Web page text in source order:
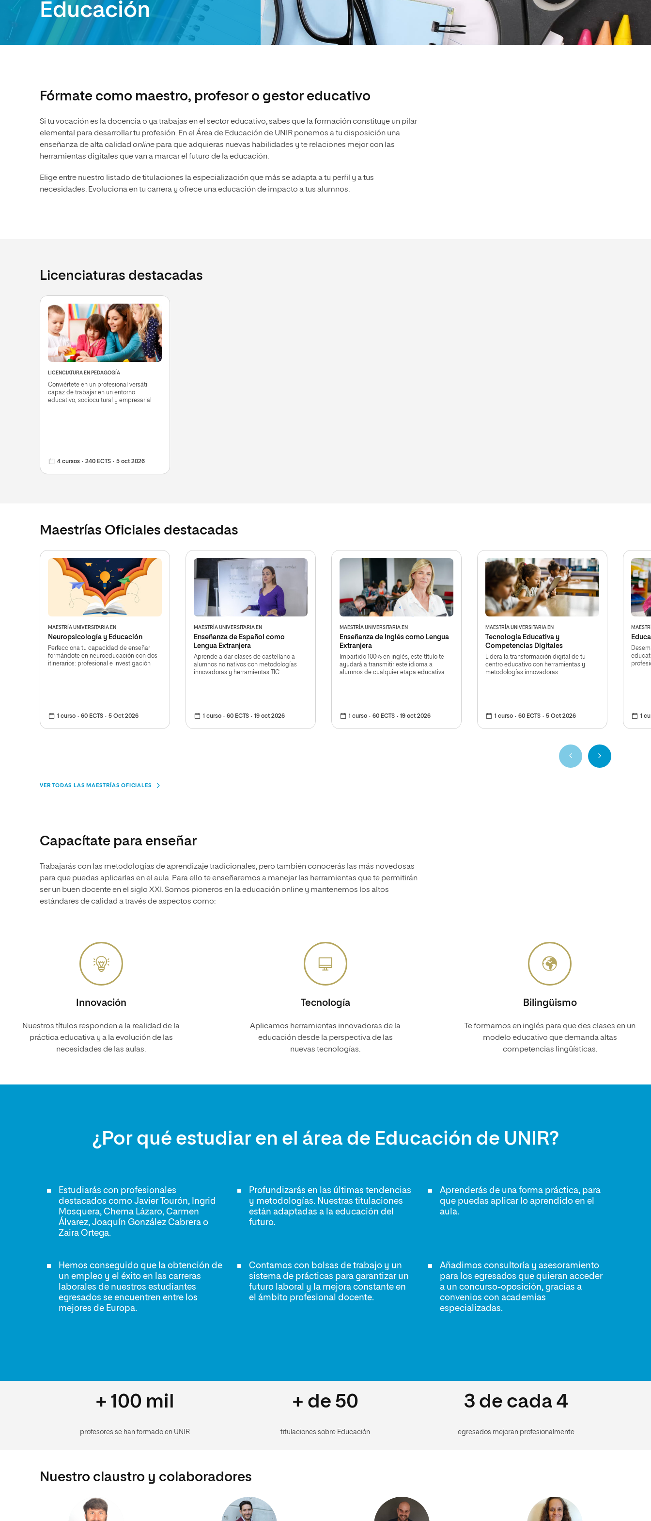
Diseño
Ciencias de la Salud
Ciencias Sociales
Ingeniería y Tecnología
Diseño
Ciencias de la Salud
Educación
Fórmate como maestro, profesor o gestor educativo
Si tu vocación es la docencia o ya trabajas en el sector educativo, sabes que la formación constituye un pilar
elemental para desarrollar tu profesión. En el Área de Educación de UNIR ponemos a tu disposición una
enseñanza de alta calidad online para que adquieras nuevas habilidades y te relaciones mejor con las
herramientas digitales que van a marcar el futuro de la educación.
Elige entre nuestro listado de titulaciones la especialización que más se adapta a tu perfil y a tus
necesidades. Evoluciona en tu carrera y ofrece una educación de impacto a tus alumnos.
Licenciaturas destacadas
LICENCIATURA EN PEDAGOGÍA
Conviértete en un profesional versátil
capaz de trabajar en un entorno
educativo, sociocultural y empresarial
4 cursos 240 ECTS 5 oct 2026
Maestrías Oficiales destacadas
MAESTRÍA UNIVERSITARIA EN
Neuropsicología y Educación
Perfecciona tu capacidad de enseñar
formándote en neuroeducación con dos
itinerarios: profesional e investigación
1 curso 60 ECTS 5 Oct 2026
MAESTRÍA UNIVERSITARIA EN
Enseñanza de Español como
Lengua Extranjera
Aprende a dar clases de castellano a
alumnos no nativos con metodologías
innovadoras y herramientas TIC
1 curso 60 ECTS 19 oct 2026
MAESTRÍA UNIVERSITARIA EN
Enseñanza de Inglés como Lengua
Extranjera
Impartido 100% en inglés, este título te
ayudará a transmitir este idioma a
alumnos de cualquier etapa educativa
1 curso 60 ECTS 19 oct 2026
MAESTRÍA UNIVERSITARIA EN
Tecnología Educativa y
Competencias Digitales
Lidera la transformación digital de tu
centro educativo con herramientas y
metodologías innovadoras
1 curso 60 ECTS 5 Oct 2026 1
VER TODAS LAS MAESTRÍAS OFICIALES
Capacítate para enseñar
Trabajarás con las metodologías de aprendizaje tradicionales, pero también conocerás las más novedosas
para que puedas aplicarlas en el aula. Para ello te enseñaremos a manejar las herramientas que te permitirán
ser un buen docente en el siglo XXI. Somos pioneros en la educación online y mantenemos los altos
estándares de calidad a través de aspectos como:
Innovación
Nuestros títulos responden a la realidad de la
práctica educativa y a la evolución de las
necesidades de las aulas.
Tecnología
Aplicamos herramientas innovadoras de la
educación desde la perspectiva de las
nuevas tecnologías.
Bilingüismo
Te formamos en inglés para que des clases en un
modelo educativo que demanda altas
competencias lingüísticas.
¿Por qué estudiar en el área de Educación de UNIR?
Estudiarás con profesionales
destacados como Javier Tourón, Ingrid
Mosquera, Chema Lázaro, Carmen
Álvarez, Joaquín González Cabrera o
Zaira Ortega.
Profundizarás en las últimas tendencias
y metodologías. Nuestras titulaciones
están adaptadas a la educación del
futuro.
Aprenderás de una forma práctica, para
que puedas aplicar lo aprendido en el
aula.
Hemos conseguido que la obtención de
un empleo y el éxito en las carreras
laborales de nuestros estudiantes
egresados se encuentren entre los
mejores de Europa.
Contamos con bolsas de trabajo y un
sistema de prácticas para garantizar un
futuro laboral y la mejora constante en
el ámbito profesional docente.
Añadimos consultoría y asesoramiento
para los egresados que quieran acceder
a un concurso-oposición, gracias a
convenios con academias
especializadas.
+ 100 mil
profesores se han formado en UNIR
+ de 50
titulaciones sobre Educación
3 de cada 4
egresados mejoran profesionalmente
Nuestro claustro y colaboradores